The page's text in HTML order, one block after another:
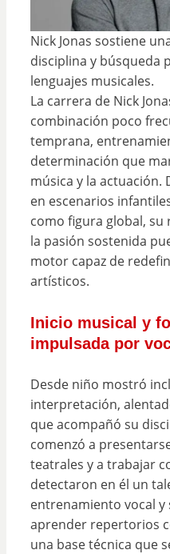
Nick Jonas sostiene
disciplina y búsqueda
lenguajes musicales.
La carrera de Nick
combinación poco
temprana,
determinación que
música y la actuación.
en escenarios
como figura global,
la pasión sostenida
motor capaz de
artísticos.
Inicio musical y
impulsada por
Desde niño mostró
interpretación,
que acompañó su
comenzó a
teatrales y a trabajar
detectaron en él un
entrenamiento vocal y
aprender repertorios
una base técnica que